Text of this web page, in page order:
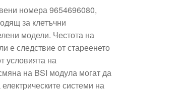
номера 9654696080,
за клетъчни
модели. Честота на
е следствие от стареенето
условията на
на BSI модула могат да
системи на